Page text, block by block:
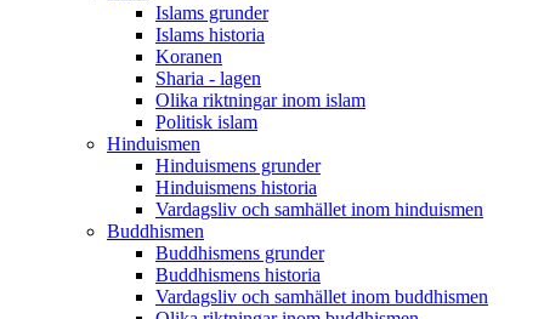
Islams grunder
Islams historia
Koranen
Sharia - lagen
Olika riktningar inom islam
Politisk islam
Hinduismen
Hinduismens grunder
Hinduismens historia
Vardagsliv och samhället inom hinduismen
Buddhismen
Buddhismens grunder
Buddhismens historia
Vardagsliv och samhället inom buddhismen